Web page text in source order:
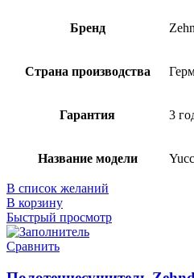
Бренд
Страна производства
Гарантия 3
Название модели
В список желаний
В корзину
Быстрый просмотр
Сравнить